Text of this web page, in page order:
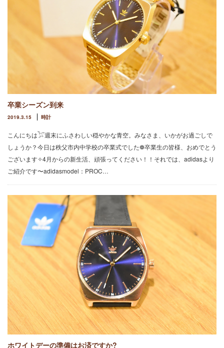
卒業シーズン到来
2019.3.15 時計
こんにちは𓅯週末にふさわしい穏やかな青空。みなさま、いかがお過ごしで
しょうか？今日は秩父市内中学校の卒業式でした❁卒業生の皆様、おめでとう
ございます✧4月からの新生活、頑張ってください！！それでは、adidasより
ご紹介です〜adidasmodel：PROC…
ホワイトデーの準備はお済ですか?